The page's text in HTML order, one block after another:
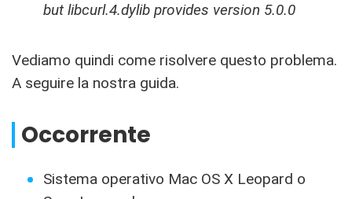
but libcurl.4.dylib provides version 5.0.0
Vediamo quindi come risolvere questo problema.
A seguire la nostra guida.
Occorrente
Sistema operativo Mac OS X Leopard o